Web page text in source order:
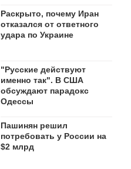
Раскрыто, почему Иран
отказался от ответного
удара по Украине
"Русские действуют
именно так". В США
обсуждают парадокс
Одессы
Пашинян рeшил
потребовать у России на
$2 млрд